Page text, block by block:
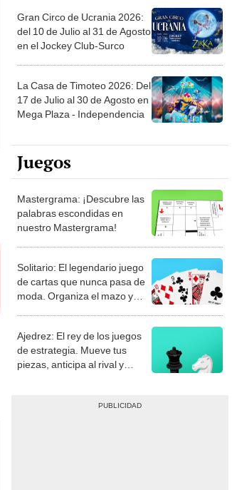
Gran Circo de Ucrania 2026:
del 10 de Julio al 31 de Agosto
en el Jockey Club-Surco
La Casa de Timoteo 2026: Del
17 de Julio al 30 de Agosto en
Mega Plaza - Independencia
Juegos
Mastergrama: ¡Descubre las
palabras escondidas en
nuestro Mastergrama!
Solitario: El legendario juego
de cartas que nunca pasa de
moda. Organiza el mazo y
Ajedrez: El rey de los juegos
de estrategia. Mueve tus
piezas, anticipa al rival y